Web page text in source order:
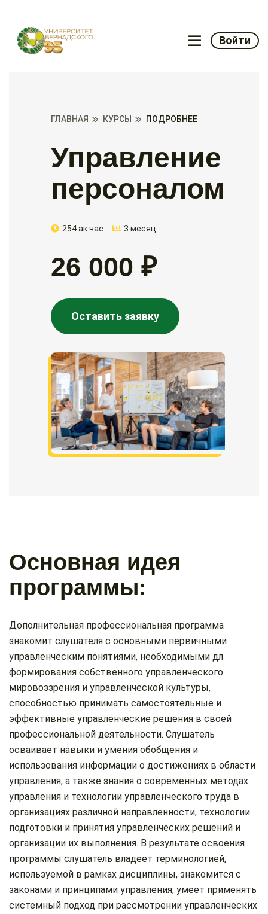
Войти
ГЛАВНАЯ КУРСЫ ПОДРОБНЕЕ
Управление
персоналом
254 ак.час. 3 месяц
26 000 ₽
Оставить заявку
Основная идея
программы:
Дополнительная профессиональная программа
знакомит слушателя с основными первичными
управленческим понятиями, необходимыми дл
формирования собственного управленческого
мировоззрения и управленческой культуры,
способностью принимать самостоятельные и
эффективные управленческие решения в своей
профессиональной деятельности. Слушатель
осваивает навыки и умения обобщения и
использования информации о достижениях в области
управления, а также знания о современных методах
управления и технологии управленческого труда в
организациях различной направленности, технологии
подготовки и принятия управленческих решений и
организации их выполнения. В результате освоения
программы слушатель владеет терминологией,
используемой в рамках дисциплины, знакомится с
законами и принципами управления, умеет применять
системный подход при рассмотрении управленческих